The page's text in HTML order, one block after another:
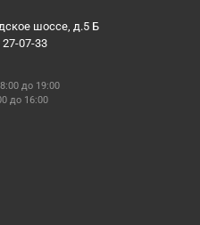
шоссе, д.5 Б
27-07-33
до 19:00
до 16:00